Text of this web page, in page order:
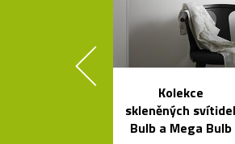
Kolekce
skleněných svítidel
Bulb a Mega Bulb